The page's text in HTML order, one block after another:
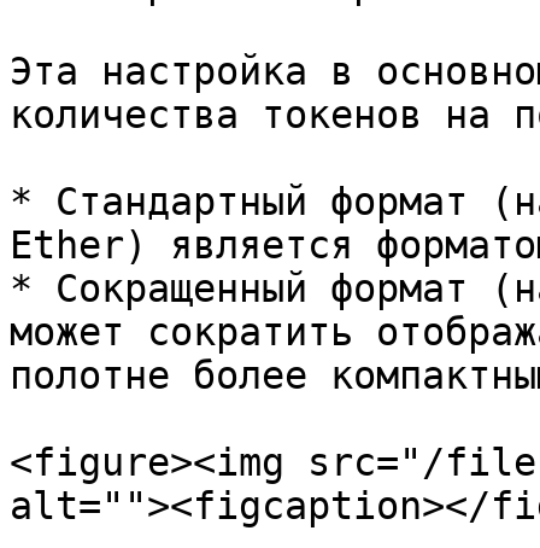
Эта настройка в
количества токенов на
* Стандартный формат
Ether) является
* Сокращенный формат
может сократить
полотне более
<figure><img src="/files/
alt=""><figcaption></